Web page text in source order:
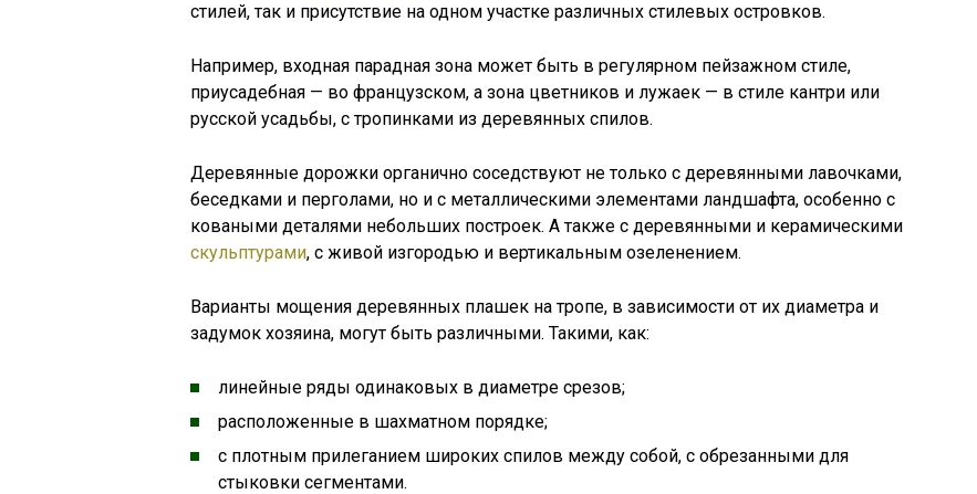
стилей, так и присутствие на одном участке различных стилевых островков.
Например, входная парадная зона может быть в регулярном пейзажном стиле,
приусадебная — во французском, а зона цветников и лужаек — в стиле кантри или
русской усадьбы, с тропинками из деревянных спилов.
Деревянные дорожки органично соседствуют не только с деревянными лавочками,
беседками и перголами, но и с металлическими элементами ландшафта, особенно с
коваными деталями небольших построек. А также с деревянными и керамическими
скульптурами, с живой изгородью и вертикальным озеленением.
Варианты мощения деревянных плашек на тропе, в зависимости от их диаметра и
задумок хозяина, могут быть различными. Такими, как:
линейные ряды одинаковых в диаметре срезов;
расположенные в шахматном порядке;
с плотным прилеганием широких спилов между собой, с обрезанными для
стыковки сегментами.